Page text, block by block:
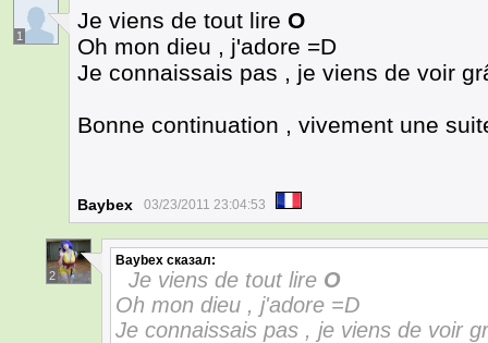
1
Je viens de tout lire O
Oh mon dieu , j'adore =D
Je connaissais pas , je viens de voir
Bonne continuation , vivement une
Baybex 03/23/2011 23:04:53
2
Baybex сказал:
Je viens de tout lire O
Oh mon dieu , j'adore =D
Je connaissais pas , je viens de voir